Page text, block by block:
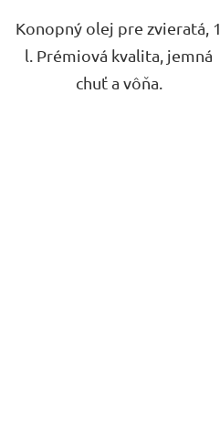
Konopný olej pre zvieratá, 1
l. Prémiová kvalita, jemná
chuť a vôňa.